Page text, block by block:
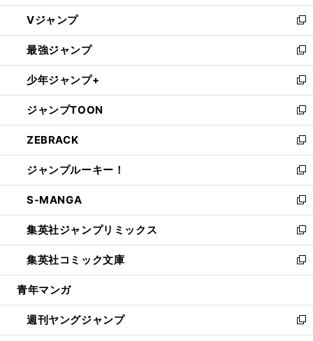
ウ
ィ
ン
ド
ウ
で
開
く
し
い
ウ
ィ
ン
ド
ウ
で
開
く
Vジャンプ
新
し
い
ウ
ィ
ン
ド
ウ
で
開
く
最強ジャンプ
新
し
い
ウ
ィ
ン
ド
ウ
で
開
く
少年ジャンプ+
新
し
い
ウ
ィ
ン
ド
ウ
で
開
く
ジャンプTOON
新
し
い
ウ
ィ
ン
ド
ウ
で
開
く
ZEBRACK
新
し
い
ウ
ィ
ン
ド
ウ
で
開
ジャンプルーキー！
新
し
い
ウ
ィ
ン
ド
ウ
開
く
S-MANGA
新
し
い
ウ
ィ
ン
ウ
で
開
集英社ジャンプリミックス
新
し
い
ウ
ン
ド
ウ
集英社コミック文庫
新
し
ウ
ィ
ン
青年マンガ
週刊ヤングジャンプ
新
し